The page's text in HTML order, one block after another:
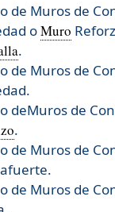
de Muros de
oMuro
.
de Muros de
deMuros de
.
de Muros de
de Muros de